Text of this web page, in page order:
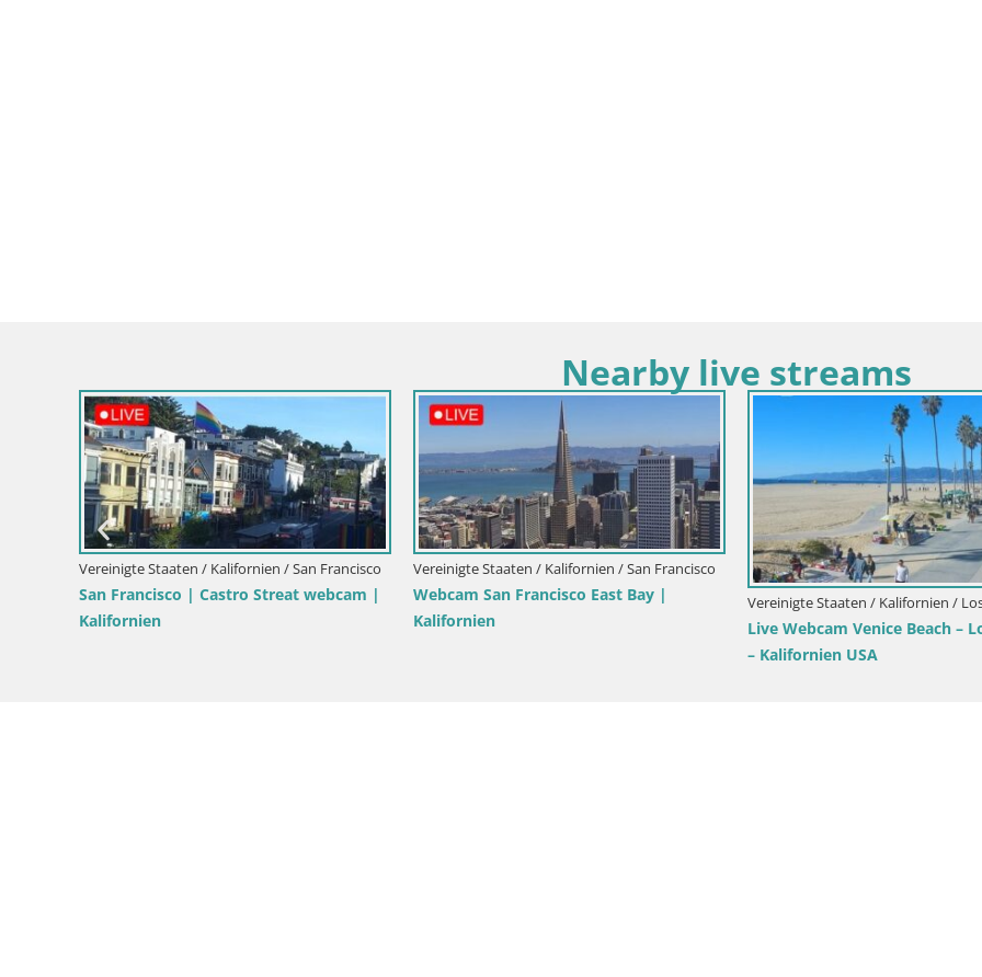
Nearby live streams
Vereinigte Staaten / Kalifornien / Pacifica
LIVE Webcam Pacifica Pier und Strand –
Vereinigte Staaten / Kalifornien / San Francisco
San Francisco | Castro Streat webcam |
Kalifornien
Vereinigte Staaten / Kalifornien /
Webcam San Francisco East
Kalifornien